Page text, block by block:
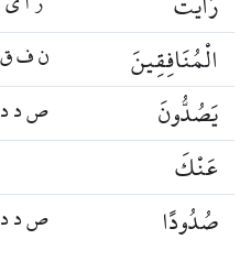
ن ف ق الْمُنَافِقِينَ
ص د د يَصُدُّونَ
عَنْكَ
ص د د صُدُودًا